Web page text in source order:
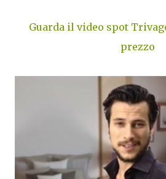
Guarda il video spot
prezzo